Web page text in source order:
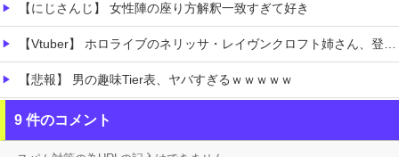
【にじさんじ】 女性陣の座り方解釈一致すぎて好き
【Vtuber】 ホロライブのネリッサ・レイヴンクロフト姉さん、登録者数100万人達成！
【悲報】 男の趣味Tier表、ヤバすぎるｗｗｗｗｗ
もしかして、マンションのベランダで七輪で焼き肉ってダメなの？????
【熊本地震】 発生後に居酒屋店内から温泉が吹き出す ← これ前触れじゃね？
9 件のコメント